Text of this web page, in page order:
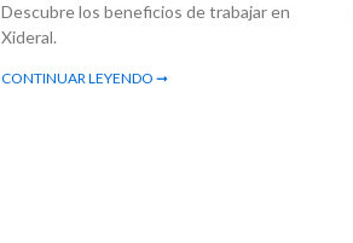
Descubre los beneficios de trabajar en
Xideral.
CONTINUAR LEYENDO ➞